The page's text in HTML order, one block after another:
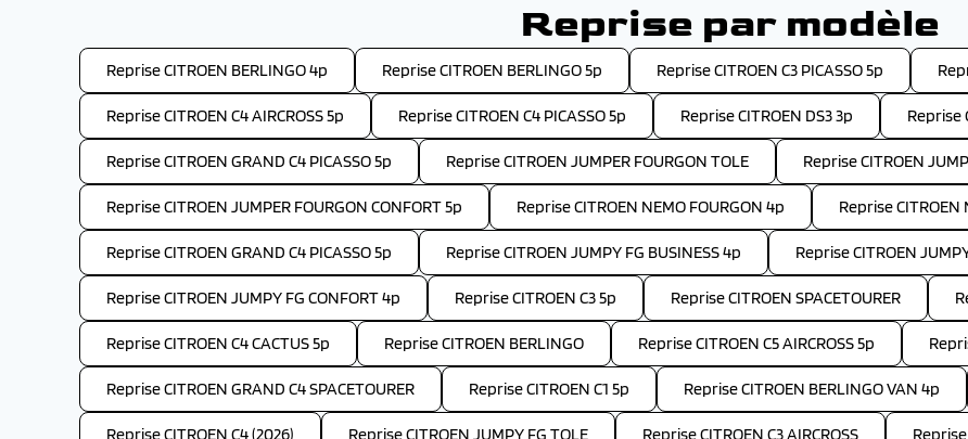
Reprise par modèle
Reprise CITROEN BERLINGO 4p Reprise CITROEN BERLINGO 5p Reprise CITROEN C3 PICASSO 5p
Reprise CITROEN C4 AIRCROSS 5p Reprise CITROEN C4 PICASSO 5p Reprise CITROEN DS3 3p Reprise
Reprise CITROEN GRAND C4 PICASSO 5p Reprise CITROEN JUMPER FOURGON TOLE Reprise CITROEN
Reprise CITROEN JUMPER FOURGON CONFORT 5p Reprise CITROEN NEMO FOURGON 4p Reprise CITROEN
Reprise CITROEN GRAND C4 PICASSO 5p Reprise CITROEN JUMPY FG BUSINESS 4p Reprise CITROEN
Reprise CITROEN JUMPY FG CONFORT 4p Reprise CITROEN C3 5p Reprise CITROEN SPACETOURER
Reprise CITROEN C4 CACTUS 5p Reprise CITROEN BERLINGO Reprise CITROEN C5 AIRCROSS 5p
Reprise CITROEN GRAND C4 SPACETOURER Reprise CITROEN C1 5p Reprise CITROEN BERLINGO VAN 4p
Reprise CITROEN C4 (2026) Reprise CITROEN JUMPY FG TOLE Reprise CITROEN C3 AIRCROSS Reprise